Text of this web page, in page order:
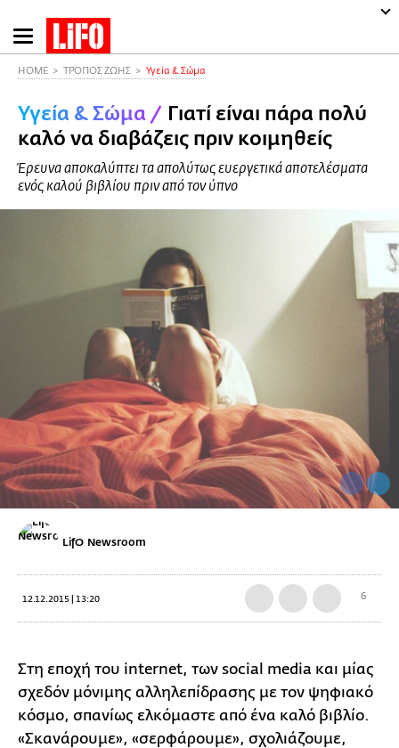
Παράκαμψη
προς
περιεχόμενο
HOME ΤΡΟΠΟΣ ΖΩΗΣ Υγεία & Σώμα
Υγεία & Σώμα / Γιατί είναι πάρα πολύ
καλό να διαβάζεις πριν κοιμηθείς
Έρευνα αποκαλύπτει τα απολύτως ευεργετικά αποτελέσματα
ενός καλού βιβλίου πριν από τον ύπνο
LifO Newsroom
12.12.2015 | 13:20 6
Στη εποχή του internet, των social media και μίας
σχεδόν μόνιμης αλληλεπίδρασης με τον ψηφιακό
κόσμο, σπανίως ελκόμαστε από ένα καλό βιβλίο.
«Σκανάρουμε», «σερφάρουμε», σχολιάζουμε,